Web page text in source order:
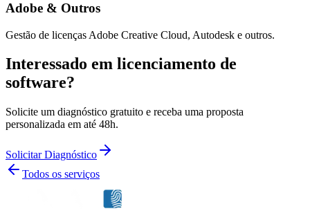
Adobe & Outros
Gestão de licenças Adobe Creative Cloud, Autodesk e outros.
Interessado em licenciamento de
software?
Solicite um diagnóstico gratuito e receba uma proposta
personalizada em até 48h.
Solicitar Diagnóstico
Todos os serviços